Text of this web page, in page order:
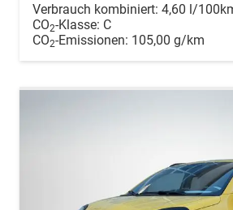
Verbrauch kombiniert: 4,60 l/
CO2-Klasse: C
CO2-Emissionen: 105,00 g/km